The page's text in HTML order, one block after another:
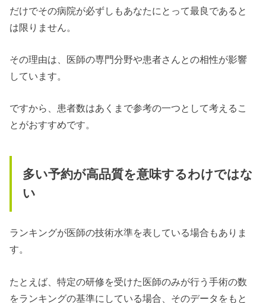
だけでその病院が必ずしもあなたにとって最良であると
は限りません。
その理由は、医師の専門分野や患者さんとの相性が影響
しています。
ですから、患者数はあくまで参考の一つとして考えるこ
とがおすすめです。
多い予約が高品質を意味するわけではな
い
ランキングが医師の技術水準を表している場合もありま
す。
たとえば、特定の研修を受けた医師のみが行う手術の数
をランキングの基準にしている場合、そのデータをもと